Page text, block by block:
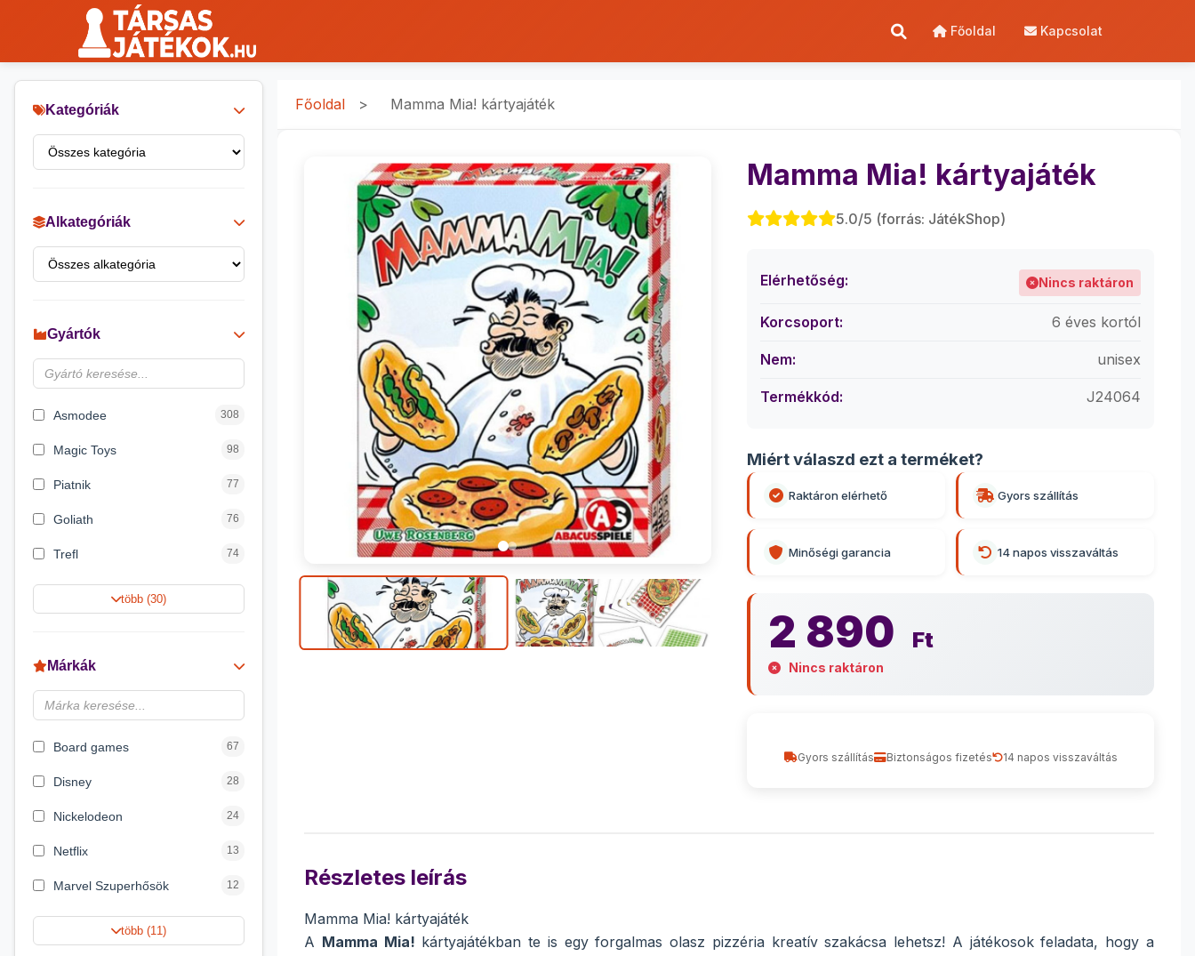
Főoldal Kapcsolat
Kategóriák
Alkategóriák
Gyártók
Asmodee 308
Magic Toys 98
Piatnik 77
Goliath 76
Trefl 74
Keller&Mayer 60
Spin Master
Delta Vision 28
több (30)
Márkák
Board games 67
Disney 28
Nickelodeon 24
Netflix 13
Marvel Szuperhősök 12
Rubik bűvös kocka 10
több (11)
Főoldal > Mamma Mia! kártyajáték
Mamma Mia! kártyajáték
5.0/5 (forrás: JátékShop)
Elérhetőség: Nincs raktáron
Korcsoport: 6 éves kortól
Nem: unisex
Termékkód: J24064
Miért válaszd ezt a terméket?
Raktáron elérhető Gyors szállítás
Minőségi garancia 14 napos visszaváltás
2 890 Ft
Nincs raktáron
Gyors szállítás Biztonságos fizetés 14 napos visszaváltás
Részletes leírás
Mamma Mia! kártyajáték
A Mamma Mia! kártyajátékban te is egy forgalmas olasz pizzéria kreatív szakácsa lehetsz! A játékosok feladata, hogy a